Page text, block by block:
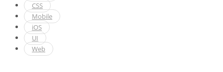
CSS
Mobile
iOS
UI
Web